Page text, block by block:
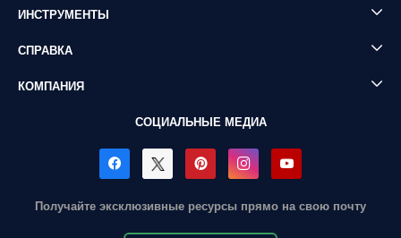
ИНСТРУМЕНТЫ
СПРАВКА
КОМПАНИЯ
СОЦИАЛЬНЫЕ МЕДИА
Получайте эксклюзивные ресурсы прямо на свою почту